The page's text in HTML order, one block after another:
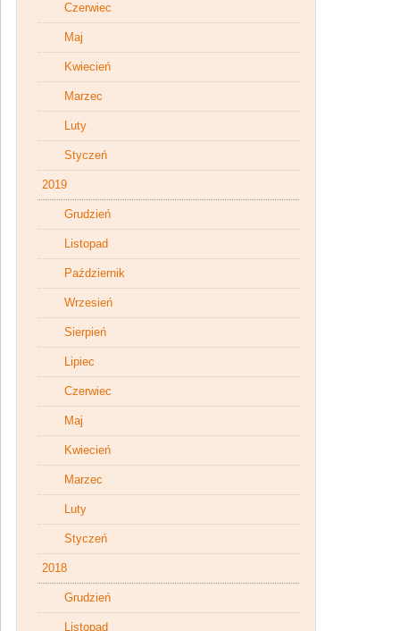
Czerwiec
Maj
Kwiecień
Marzec
Luty
Styczeń
2019
Grudzień
Listopad
Październik
Wrzesień
Sierpień
Lipiec
Czerwiec
Maj
Kwiecień
Marzec
Luty
Styczeń
2018
Grudzień
Listopad